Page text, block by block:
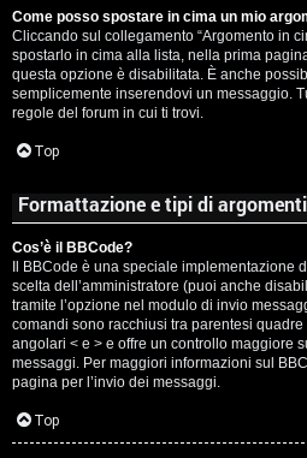
Come posso spostare in cima un mio
Cliccando sul collegamento “Argomento in
spostarlo in cima alla lista, nella prima
questa opzione è disabilitata. È anche
semplicemente inserendovi un messaggio.
regole del forum in cui ti trovi.
Top
Formattazione e tipi di argomenti
Cos’è il BBCode?
Il BBCode è una speciale implementazione
scelta dell’amministratore (puoi anche
tramite l’opzione nel modulo di invio
comandi sono racchiusi tra parentesi
angolari < e > e offre un controllo maggiore
messaggi. Per maggiori informazioni sul
pagina per l’invio dei messaggi.
Top
i
D
'
A
g
o
s
t
i
n
o